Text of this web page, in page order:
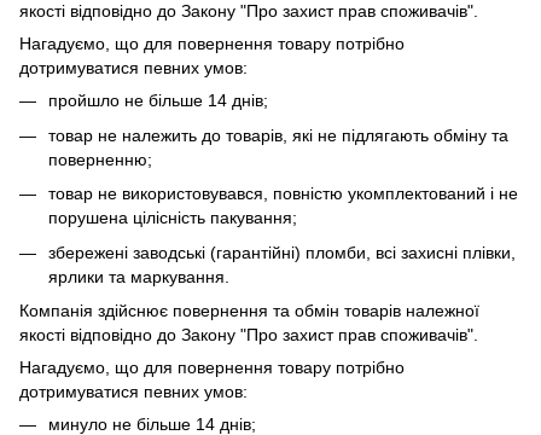
якості відповідно до Закону "Про захист прав споживачів".
Нагадуємо, що для повернення товару потрібно
дотримуватися певних умов:
пройшло не більше 14 днів;
товар не належить до товарів, які не підлягають обміну та
поверненню;
товар не використовувався, повністю укомплектований і не
порушена цілісність пакування;
збережені заводські (гарантійні) пломби, всі захисні плівки,
ярлики та маркування.
Компанія здійснює повернення та обмін товарів належної
якості відповідно до Закону "Про захист прав споживачів".
Нагадуємо, що для повернення товару потрібно
дотримуватися певних умов:
минуло не більше 14 днів;